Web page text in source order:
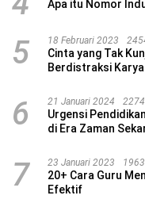
Apa itu Nomor
5 18 Februari 2023
Cinta yang Tak
Berdistraksi
6 21 Januari 2024
Urgensi
di Era Zaman
7 23 Januari 2023
20+ Cara Guru
Efektif